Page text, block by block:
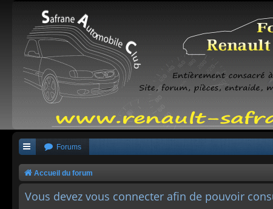
Forums
Accueil du forum
Vous devez vous connecter afin de pouvoir